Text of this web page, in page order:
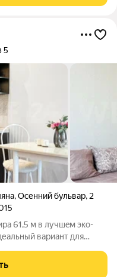
5
,Осенний бульвар, 2
61,5 м в лучшeм эко-